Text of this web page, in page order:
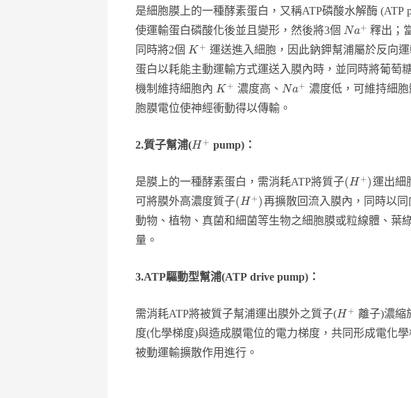
是細胞膜上的一種酵素蛋白，又稱ATP磷酸水解酶 (ATP
使運輸蛋白磷酸化後並且變形，然後將3個 Na+ 釋出；
同時將2個 K + 運送進入細胞，因此鈉鉀幫浦屬於反向
蛋白以耗能主動運輸方式運送入膜內時，並同時將葡萄
機制維持細胞內 K + 濃度高、 Na+ 濃度低，可維持細
胞膜電位使神經衝動得以傳輸。
2.質子幫浦(H + pump)：
是膜上的一種酵素蛋白，需消耗ATP將質子(H +)運出細
可將膜外高濃度質子(H +)再擴散回流入膜內，同時以
動物、植物、真菌和細菌等生物之細胞膜或粒線體、葉
量。
3.ATP驅動型幫浦(ATP drive pump)：
需消耗ATP將被質子幫浦運出膜外之質子(H + 離子)濃縮
度(化學梯度)與造成膜電位的電力梯度，共同形成電化學
被動運輸擴散作用進行。